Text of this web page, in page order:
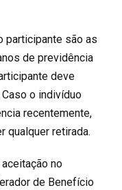
participante são as
de previdência
deve
o indivíduo
recentemente,
qualquer retirada.
no
de Benefício